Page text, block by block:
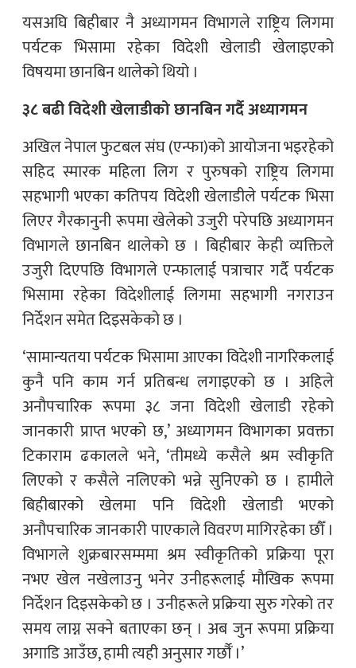
यसअघि बिहीबार नै अध्यागमन विभागले राष्ट्रिय लिगमा
पर्यटक भिसामा रहेका विदेशी खेलाडी खेलाइएको
विषयमा छानबिन थालेको थियो ।
३८ बढी विदेशी खेलाडीको छानबिन गर्दै अध्यागमन
अखिल नेपाल फुटबल संघ (एन्फा)को आयोजना भइरहेको
सहिद स्मारक महिला लिग र पुरुषको राष्ट्रिय लिगमा
सहभागी भएका कतिपय विदेशी खेलाडीले पर्यटक भिसा
लिएर गैरकानुनी रूपमा खेलेको उजुरी परेपछि अध्यागमन
विभागले छानबिन थालेको छ । बिहीबार केही व्यक्तिले
उजुरी दिएपछि विभागले एन्फालाई पत्राचार गर्दै पर्यटक
भिसामा रहेका विदेशीलाई लिगमा सहभागी नगराउन
निर्देशन समेत दिइसकेको छ ।
‘सामान्यतया पर्यटक भिसामा आएका विदेशी नागरिकलाई
कुनै पनि काम गर्न प्रतिबन्ध लगाइएको छ । अहिले
अनौपचारिक रूपमा ३८ जना विदेशी खेलाडी रहेको
जानकारी प्राप्त भएको छ,’ अध्यागमन विभागका प्रवक्ता
टिकाराम ढकालले भने, ‘तीमध्ये कसैले श्रम स्वीकृति
लिएको र कसैले नलिएको भन्ने सुनिएको छ । हामीले
बिहीबारको खेलमा पनि विदेशी खेलाडी भएको
अनौपचारिक जानकारी पाएकाले विवरण मागिरहेका छौँ ।
विभागले शुक्रबारसम्ममा श्रम स्वीकृतिको प्रक्रिया पूरा
नभए खेल नखेलाउनु भनेर उनीहरूलाई मौखिक रूपमा
निर्देशन दिइसकेको छ । उनीहरूले प्रक्रिया सुरु गरेको तर
समय लाग्न सक्ने बताएका छन् । अब जुन रूपमा प्रक्रिया
अगाडि आउँछ, हामी त्यही अनुसार गर्छौँ ।’